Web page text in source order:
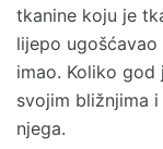
tkanine koju je
lijepo
imao. Koliko
svojim bližnjima
njega.